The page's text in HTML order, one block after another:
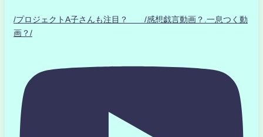
/プロジェクトA子さんも注目？ /感想戯言動画？.一息つく動
画？/